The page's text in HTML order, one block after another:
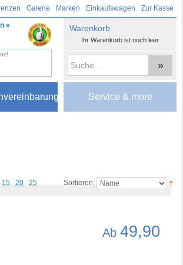
Galerie Marken Einkaufswagen Zur Kasse
»
»
Warenkorb
Ihr Warenkorb ist noch leer
Service & more
Sortieren:
15 20 25
Ab 49,90